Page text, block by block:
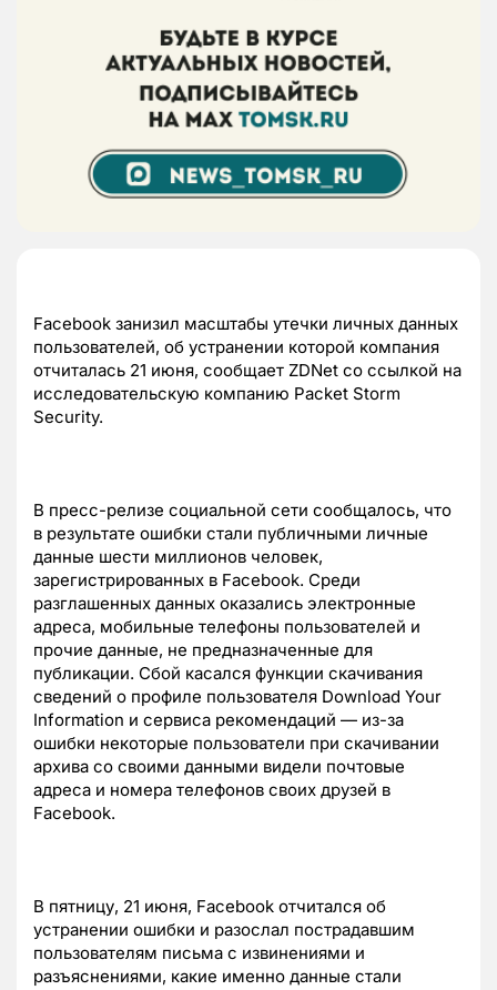
Facebook занизил масштабы утечки личных данных
пользователей, об устранении которой компания
отчиталась 21 июня, сообщает ZDNet со ссылкой на
исследовательскую компанию Packet Storm
Security.
В пресс-релизе социальной сети сообщалось, что
в результате ошибки стали публичными личные
данные шести миллионов человек,
зарегистрированных в Facebook. Среди
разглашенных данных оказались электронные
адреса, мобильные телефоны пользователей и
прочие данные, не предназначенные для
публикации. Сбой касался функции скачивания
сведений о профиле пользователя Download Your
Information и сервиса рекомендаций — из-за
ошибки некоторые пользователи при скачивании
архива со своими данными видели почтовые
адреса и номера телефонов своих друзей в
Facebook.
В пятницу, 21 июня, Facebook отчитался об
устранении ошибки и разослал пострадавшим
пользователям письма с извинениями и
разъяснениями, какие именно данные стали